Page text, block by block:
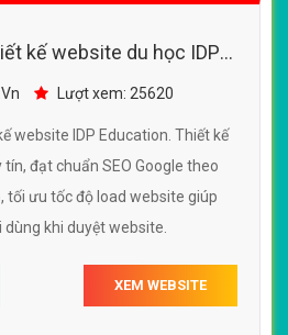
kế website du học IDP
nghiệp chuẩn SEO
Lượt xem: 25620
website IDP Education. Thiết kế
đạt chuẩn SEO Google theo
tối ưu tốc độ load website giúp
khi duyệt website.
XEM WEBSITE